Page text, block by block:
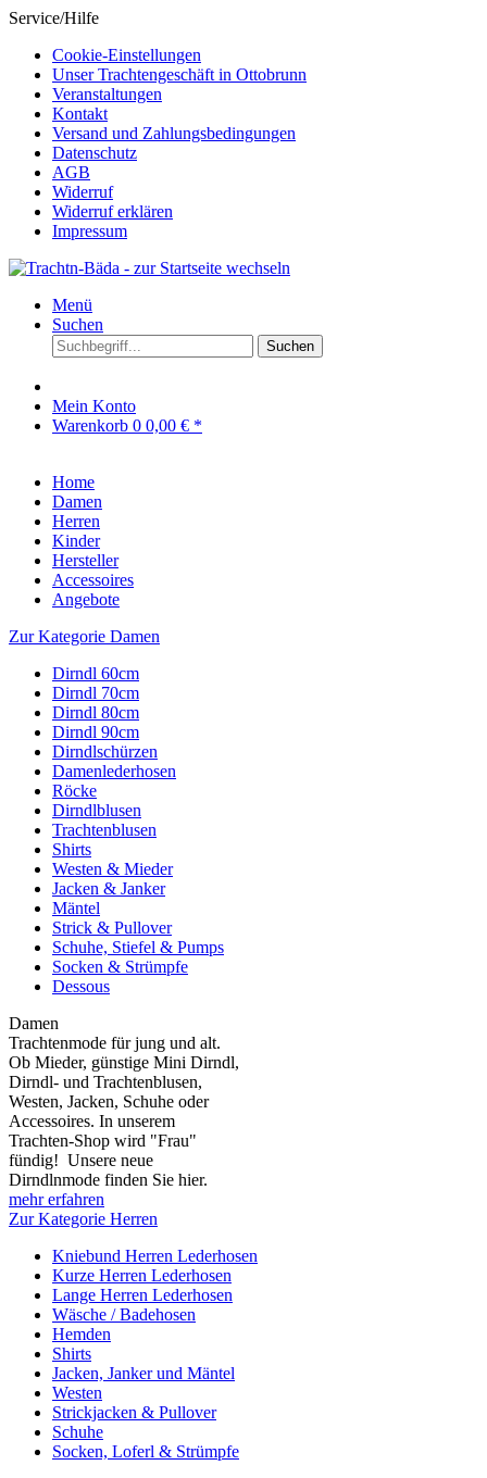
Service/Hilfe
Cookie-Einstellungen
Unser Trachtengeschäft in Ottobrunn
Veranstaltungen
Kontakt
Versand und Zahlungsbedingungen
Datenschutz
AGB
Widerruf
Widerruf erklären
Impressum
Menü
Suchen
Suchen
Mein Konto
Warenkorb 0 0,00 € *
Home
Damen
Herren
Kinder
Hersteller
Accessoires
Angebote
Zur Kategorie Damen
Dirndl 60cm
Dirndl 70cm
Dirndl 80cm
Dirndl 90cm
Dirndlschürzen
Damenlederhosen
Röcke
Dirndlblusen
Trachtenblusen
Shirts
Westen & Mieder
Jacken & Janker
Mäntel
Strick & Pullover
Schuhe, Stiefel & Pumps
Socken & Strümpfe
Dessous
Damen
Trachtenmode für jung und alt.
Ob Mieder, günstige Mini Dirndl,
Dirndl- und Trachtenblusen,
Westen, Jacken, Schuhe oder
Accessoires. In unserem
Trachten-Shop wird "Frau"
fündig! Unsere neue
Dirndlnmode finden Sie hier.
mehr erfahren
Zur Kategorie Herren
Kniebund Herren Lederhosen
Kurze Herren Lederhosen
Lange Herren Lederhosen
Wäsche / Badehosen
Hemden
Shirts
Jacken, Janker und Mäntel
Westen
Strickjacken & Pullover
Schuhe
Socken, Loferl & Strümpfe